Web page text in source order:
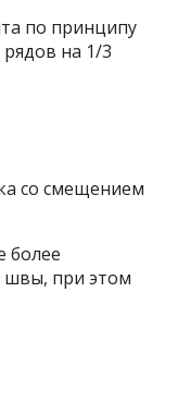
по принципу
на 1/3
со смещением
более
швы, при этом